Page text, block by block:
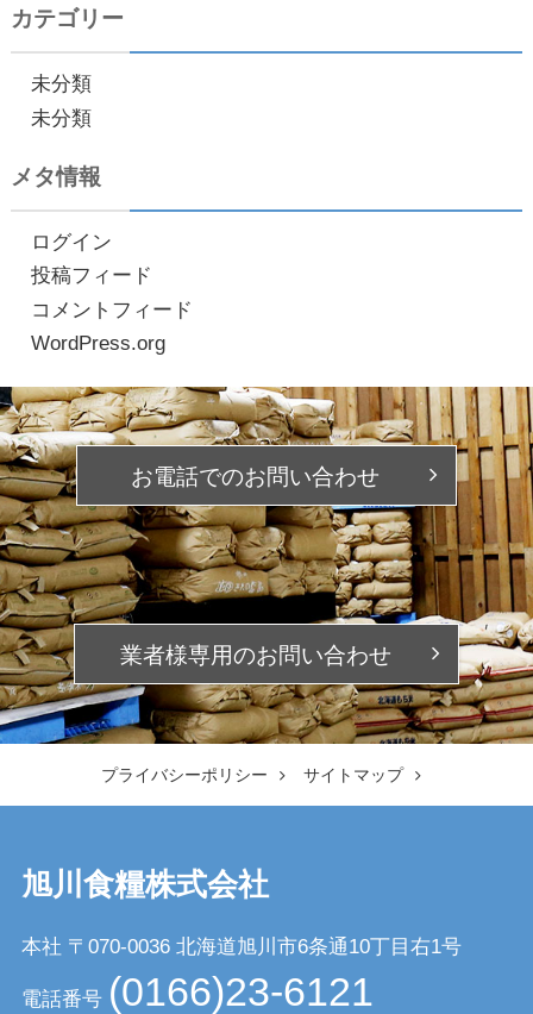
カテゴリー
未分類
未分類
メタ情報
ログイン
投稿フィード
コメントフィード
WordPress.org
お電話でのお問い合わせ
業者様専用のお問い合わせ
プライバシーポリシー サイトマップ
旭川食糧株式会社
本社 〒070-0036 北海道旭川市6条通10丁目右1号
電話番号 (0166)23-6121